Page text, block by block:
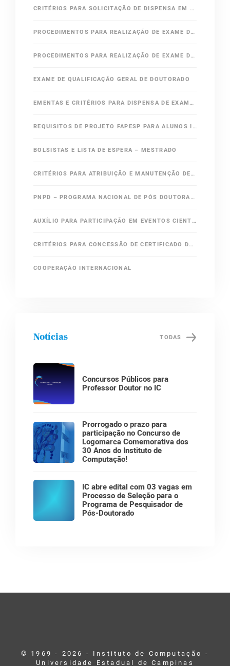
CRITÉRIOS PARA SOLICITAÇÃO DE DISPENSA EM ÁREAS OBRIGATÓRIAS DO MESTRADO
PROCEDIMENTOS PARA REALIZAÇÃO DE EXAME DE QUALIFICAÇÃO DE MESTRADO
PROCEDIMENTOS PARA REALIZAÇÃO DE EXAME DE QUALIFICAÇÃO ESPECÍFICO DE DOUTORADO
EXAME DE QUALIFICAÇÃO GERAL DE DOUTORADO
EMENTAS E CRITÉRIOS PARA DISPENSA DE EXAME DE QUALIFICAÇÃO GERAL DE DOUTORADO
REQUISITOS DE PROJETO FAPESP PARA ALUNOS INGRESSANTES DO DOUTORADO
BOLSISTAS E LISTA DE ESPERA – MESTRADO
CRITÉRIOS PARA ATRIBUIÇÃO E MANUTENÇÃO DE BOLSA
PNPD – PROGRAMA NACIONAL DE PÓS DOUTORADO / CAPES
AUXÍLIO PARA PARTICIPAÇÃO EM EVENTOS CIENTÍFICOS
CRITÉRIOS PARA CONCESSÃO DE CERTIFICADO DE APERFEIÇOAMENTO
COOPERAÇÃO INTERNACIONAL
Notícias TODAS
Concursos Públicos para
Professor Doutor no IC
Prorrogado o prazo para
participação no Concurso de
Logomarca Comemorativa dos
30 Anos do Instituto de
Computação!
IC abre edital com 03 vagas em
Processo de Seleção para o
Programa de Pesquisador de
Pós-Doutorado
© 1969 - 2026 - Instituto de Computação -
Universidade Estadual de Campinas